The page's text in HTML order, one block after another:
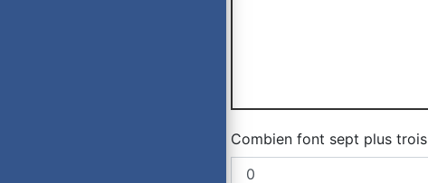
Combien font sept plus trois